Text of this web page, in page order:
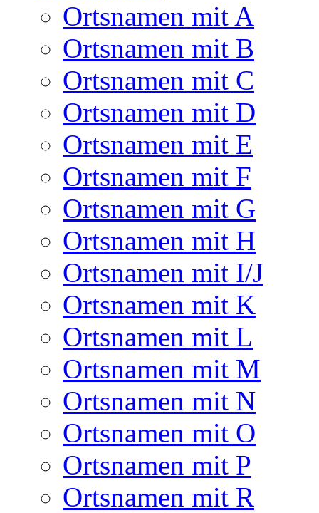
Ortsnamen mit A
Ortsnamen mit B
Ortsnamen mit C
Ortsnamen mit D
Ortsnamen mit E
Ortsnamen mit F
Ortsnamen mit G
Ortsnamen mit H
Ortsnamen mit I/J
Ortsnamen mit K
Ortsnamen mit L
Ortsnamen mit M
Ortsnamen mit N
Ortsnamen mit O
Ortsnamen mit P
Ortsnamen mit R